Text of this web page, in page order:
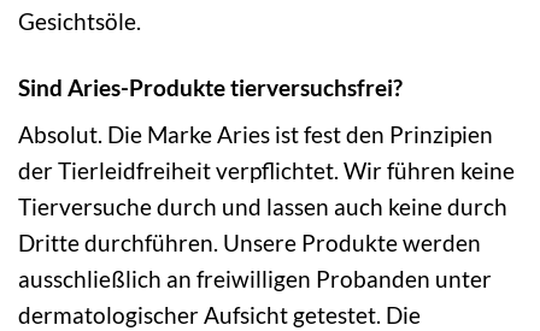
Gesichtsöle.
Sind Aries-Produkte tierversuchsfrei?
Absolut. Die Marke Aries ist fest den Prinzipien
der Tierleidfreiheit verpflichtet. Wir führen keine
Tierversuche durch und lassen auch keine durch
Dritte durchführen. Unsere Produkte werden
ausschließlich an freiwilligen Probanden unter
dermatologischer Aufsicht getestet. Die